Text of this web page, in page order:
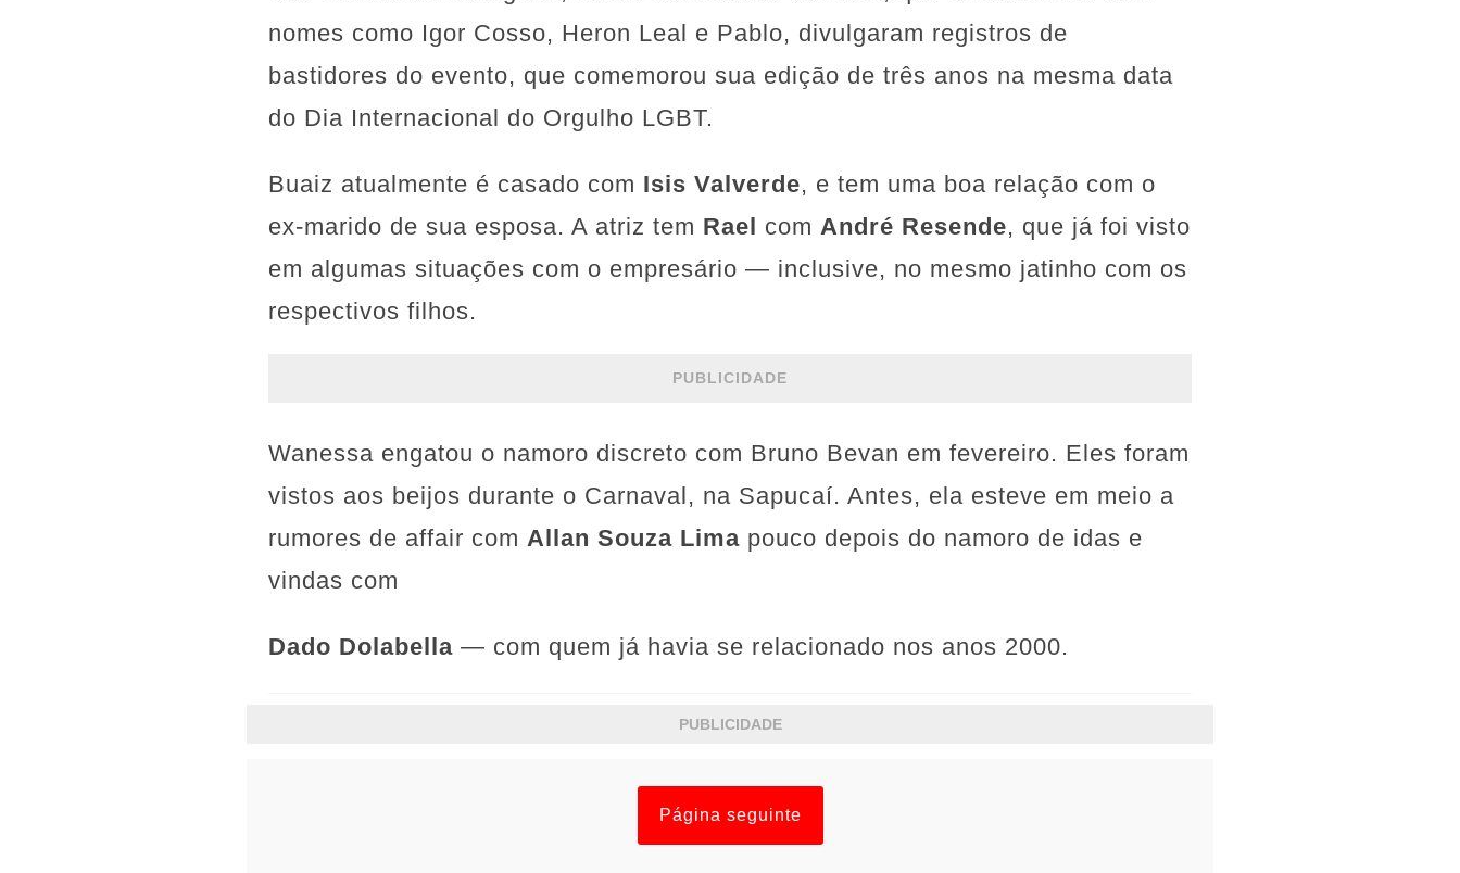
nomes como Igor Cosso, Heron Leal e Pablo, divulgaram registros de
bastidores do evento, que comemorou sua edição de três anos na mesma data
do Dia Internacional do Orgulho LGBT.
Buaiz atualmente é casado com Isis Valverde, e tem uma boa relação com o
ex-marido de sua esposa. A atriz tem Rael com André Resende, que já foi visto
em algumas situações com o empresário — inclusive, no mesmo jatinho com os
respectivos filhos.
PUBLICIDADE
Wanessa engatou o namoro discreto com Bruno Bevan em fevereiro. Eles foram
vistos aos beijos durante o Carnaval, na Sapucaí. Antes, ela esteve em meio a
rumores de affair com Allan Souza Lima pouco depois do namoro de idas e
vindas com
Dado Dolabella — com quem já havia se relacionado nos anos 2000.
PUBLICIDADE
Página seguinte